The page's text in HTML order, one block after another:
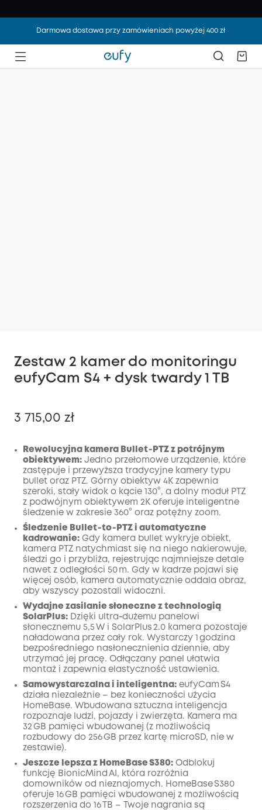
Darmowa dostawa przy zamówieniach powyżej 400 zł
Zestaw 2 kamer do monitoringu
eufyCam S4 + dysk twardy 1 TB
3 715,00 zł
Wyłączony
Kod:
KOPIA
Rewolucyjna kamera Bullet‑PTZ z potrójnym
obiektywem: Jedno przełomowe urządzenie, które
zastępuje i przewyższa tradycyjne kamery typu
bullet oraz PTZ. Górny obiektyw 4K zapewnia
szeroki, stały widok o kącie 130°, a dolny moduł PTZ
z podwójnym obiektywem 2K oferuje inteligentne
śledzenie w zakresie 360° oraz potężny zoom.
Śledzenie Bullet‑to‑PTZ i automatyczne
kadrowanie: Gdy kamera bullet wykryje obiekt,
kamera PTZ natychmiast się na niego nakierowuje,
śledzi go i przybliża, rejestrując najmniejsze detale
nawet z odległości 50 m. Gdy w kadrze pojawi się
więcej osób, kamera automatycznie oddala obraz,
aby wszyscy pozostali widoczni.
Wydajne zasilanie słoneczne z technologią
SolarPlus: Dzięki ultra‑dużemu panelowi
słonecznemu 5,5 W i SolarPlus 2.0 kamera pozostaje
naładowana przez cały rok. Wystarczy 1 godzina
bezpośredniego nasłonecznienia dziennie, aby
utrzymać jej pracę. Odłączany panel ułatwia
montaż i zapewnia elastyczność ustawienia.
Samowystarczalna i inteligentna: eufyCam S4
działa niezależnie – bez konieczności użycia
HomeBase. Wbudowana sztuczna inteligencja
rozpoznaje ludzi, pojazdy i zwierzęta. Kamera ma
32 GB pamięci wbudowanej (z możliwością
rozbudowy do 256 GB przez kartę microSD, nie w
zestawie).
Jeszcze lepsza z HomeBase S380: Odblokuj
funkcję BionicMind AI, która rozróżnia
domowników od nieznajomych. HomeBase S380
oferuje 16 GB pamięci wbudowanej z możliwością
rozszerzenia do 16 TB – Twoje nagrania są